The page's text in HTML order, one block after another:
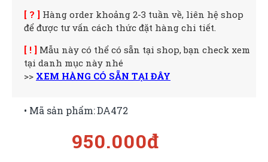
[ ? ] Hàng order khoảng 2-3 tuần về, liên hệ shop
để được tư vấn cách thức đặt hàng chi tiết.
[ ! ] Mẫu này có thể có sẵn tại shop, bạn check xem
tại danh mục này nhé
>> XEM HÀNG CÓ SẴN TẠI ĐÂY
950.000đ
• Mã sản phẩm:DA472